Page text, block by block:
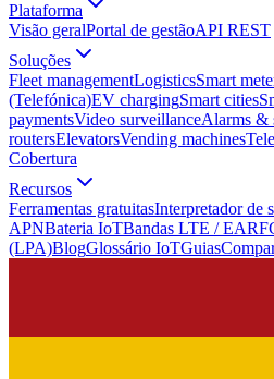
Plataforma
Visão geralPortal de gestãoAPI REST
Soluções
Fleet managementLogisticsSmart
(Telefónica)EV chargingSmart cities
paymentsVideo surveillanceAlarms &
routersElevatorsVending machines
Cobertura
Recursos
Ferramentas gratuitasInterpretador de
APNBateria IoTBandas LTE /
(LPA)BlogGlossário IoTGuias